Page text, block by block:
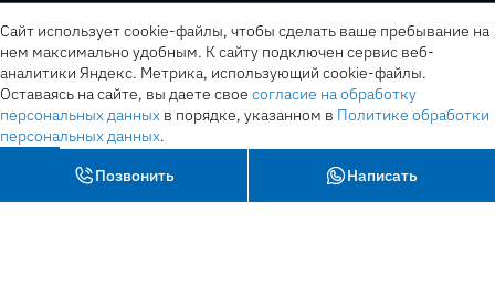
Позвонить Написать
Сайт использует cookie-файлы, чтобы сделать ваше пребывание на
нем максимально удобным. К cайту подключен сервис веб-
аналитики Яндекс. Метрика, использующий cookie-файлы.
Оставаясь на сайте, вы даете свое согласие на обработку
персональных данных в порядке, указанном в Политике обработки
персональных данных.